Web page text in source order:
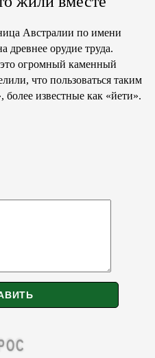
Австралии по имени
древнее орудие труда.
огромный каменный
что пользоваться таким
известные как «йети».